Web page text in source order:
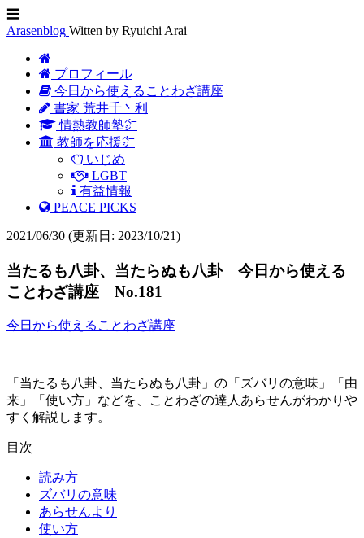
☰
Arasenblog Witten by Ryuichi Arai
プロフィール
今日から使えることわざ講座
書家 荒井千丶利
情熱教師塾㌻
教師を応援㌻
いじめ
LGBT
有益情報
PEACE PICKS
2021/06/30 (更新日: 2023/10/21)
当たるも八卦、当たらぬも八卦 今日から使える
ことわざ講座 No.181
今日から使えることわざ講座
「当たるも八卦、当たらぬも八卦」の「ズバリの意味」「由
来」「使い方」などを、ことわざの達人あらせんがわかりや
すく解説します。
目次
読み方
ズバリの意味
あらせんより
使い方